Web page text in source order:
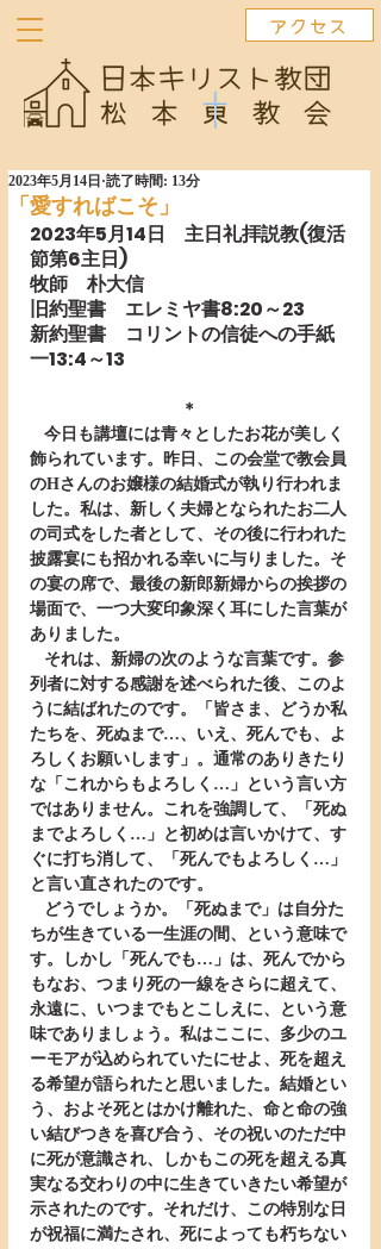
アクセス
「愛すればこそ」
2023年5月14日 読了時間: 13分
2023年5月14日　主日礼拝説教(復活
節第6主日)
牧師　朴大信
旧約聖書　エレミヤ書8:20～23
新約聖書　コリントの信徒への手紙
一13:4～13
＊
飾られています。昨日、この会堂で教会員
のHさんのお嬢様の結婚式が執り行われま
した。私は、新しく夫婦となられたお二人
の司式をした者として、その後に行われた
披露宴にも招かれる幸いに与りました。そ
の宴の席で、最後の新郎新婦からの挨拶の
場面で、一つ大変印象深く耳にした言葉が
ありました。
列者に対する感謝を述べられた後、このよ
うに結ばれたのです。「皆さま、どうか私
たちを、死ぬまで…、いえ、死んでも、よ
ろしくお願いします」。通常のありきたり
な「これからもよろしく…」という言い方
ではありません。これを強調して、「死ぬ
までよろしく…」と初めは言いかけて、す
ぐに打ち消して、「死んでもよろしく…」
と言い直されたのです。
ちが生きている一生涯の間、という意味で
す。しかし「死んでも…」は、死んでから
もなお、つまり死の一線をさらに超えて、
永遠に、いつまでもとこしえに、という意
味でありましょう。私はここに、多少のユ
ーモアが込められていたにせよ、死を超え
る希望が語られたと思いました。結婚とい
う、およそ死とはかけ離れた、命と命の強
い結びつきを喜び合う、その祝いのただ中
に死が意識され、しかもこの死を超える真
実なる交わりの中に生きていきたい希望が
示されたのです。それだけ、この特別な日
が祝福に満たされ、死によっても朽ちない